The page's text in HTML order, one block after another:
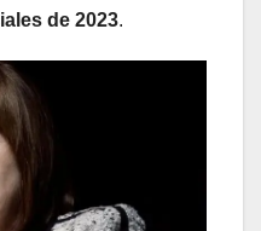
de 2023.